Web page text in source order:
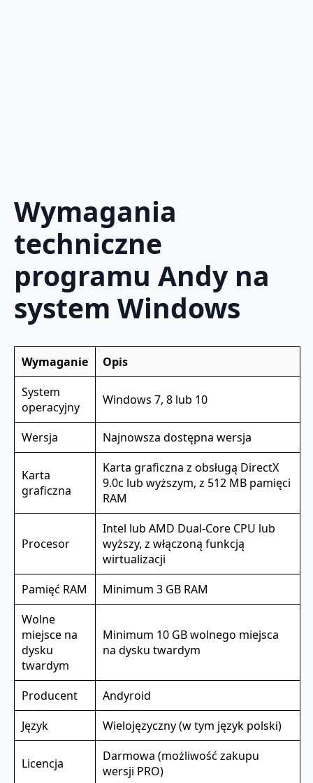
Wymagania
techniczne
programu Andy na
system Windows
Wymaganie
Opis
System
operacyjny
Windows 7, 8 lub 10
Wersja Najnowsza dostępna wersja
Karta
graficzna
Karta graficzna z obsługą DirectX
9.0c lub wyższym, z 512 MB pamięci
RAM
Procesor
Intel lub AMD Dual-Core CPU lub
wyższy, z włączoną funkcją
wirtualizacji
Pamięć RAM
Minimum 3 GB RAM
Wolne
miejsce na
dysku
twardym
Minimum 10 GB wolnego miejsca
na dysku twardym
Producent
Andyroid
Język
Wielojęzyczny (w tym język polski)
Licencja
Darmowa (możliwość zakupu
wersji PRO)